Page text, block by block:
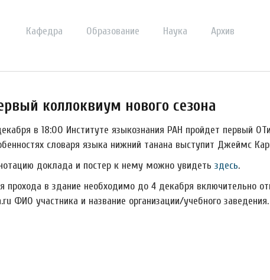
Кафедра Образование Наука Архив
коллоквиум нового сезона
в 18:00 Институте языкознания РАН пройдет первый
словаря языка нижний танана выступит Джеймс
доклада и постер к нему можно увидетьздесь.
прохода в здание необходимо до 4 декабря включительно
ФИО участника и название организации/учебного заведения.